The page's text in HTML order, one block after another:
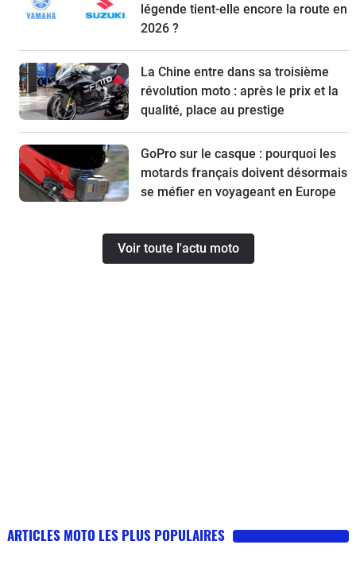
légende tient-elle encore la route en
2026 ?
La Chine entre dans sa troisième
révolution moto : après le prix et la
qualité, place au prestige
GoPro sur le casque : pourquoi les
motards français doivent désormais
se méfier en voyageant en Europe
Voir toute l'actu moto
ARTICLES MOTO LES PLUS POPULAIRES